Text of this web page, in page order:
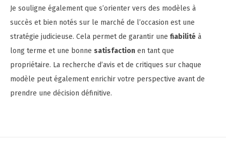
Je souligne également que s’orienter vers des modèles à
succès et bien notés sur le marché de l’occasion est une
stratégie judicieuse. Cela permet de garantir une fiabilité à
long terme et une bonne satisfaction en tant que
propriétaire. La recherche d’avis et de critiques sur chaque
modèle peut également enrichir votre perspective avant de
prendre une décision définitive.